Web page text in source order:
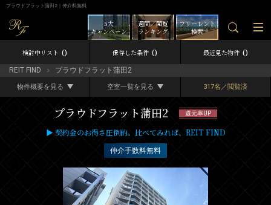
プラウドフラット蒲田2｜仲介料無料
フリーレント
検索
週間／閲覧
ランキング
5大
キャンペーン
検討中リスト 0 保存した条件 0 最近見た物件 0
REIT FIND プラウドフラット蒲田2
物件概要を見る 空室一覧を見る 317名／閲覧済
プラウドフラット蒲田2 還元率UP
▶ 契約金のお得さ圧倒的。比べてみれば、REIT FIND
仲介手数料無料